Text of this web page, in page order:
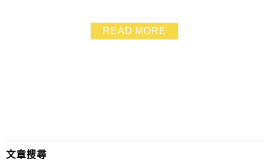
果有時間的話.建議大家可以到春水堂坐坐喝飲料.欣賞
READ MORE
文章搜尋